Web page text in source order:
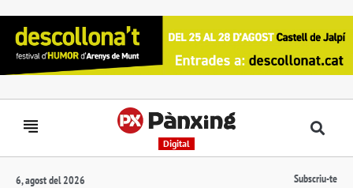
Digital
6, agost del 2026 Subscriu-te